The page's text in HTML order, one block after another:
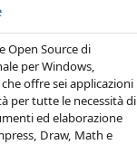
Pagina
Open Source di
per Windows,
offre sei applicazioni
per tutte le necessità di
ed elaborazione
Draw, Math e